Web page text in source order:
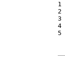
1
2
3
4
5